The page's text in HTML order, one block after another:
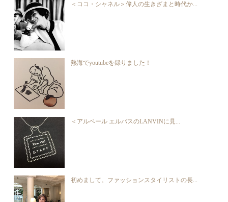
＜ココ・シャネル＞偉人の生きざまと時代か...
熱海でyoutubeを録りました！
＜アルベール エルバスのLANVINに見...
初めまして。ファッションスタイリストの長...